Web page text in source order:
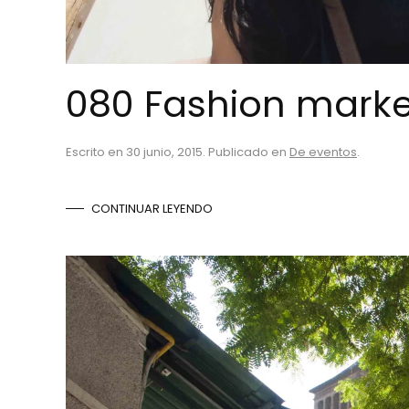
080 Fashion
Escrito en 30 junio, 2015. Publicado en De eventos.
CONTINUAR LEYENDO